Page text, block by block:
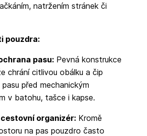
natržením stránek či
pouzdra:
pasu:Pevná konstrukce
chrání citlivou obálku a čip
před mechanickým
v batohu, tašce i kapse.
organizér:Kromě
na pas pouzdro často